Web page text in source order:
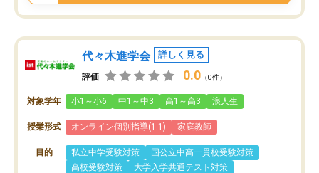
代々木進学会 詳しく見る
評価 0.0 （0件）
対象学年 小1～小6 中1～中3 高1～高3 浪人生
授業形式 オンライン個別指導(1:1) 家庭教師
目的 私立中学受験対策
国公立中高一貫校受験対策
高校受験対策
大学入学共通テスト対策